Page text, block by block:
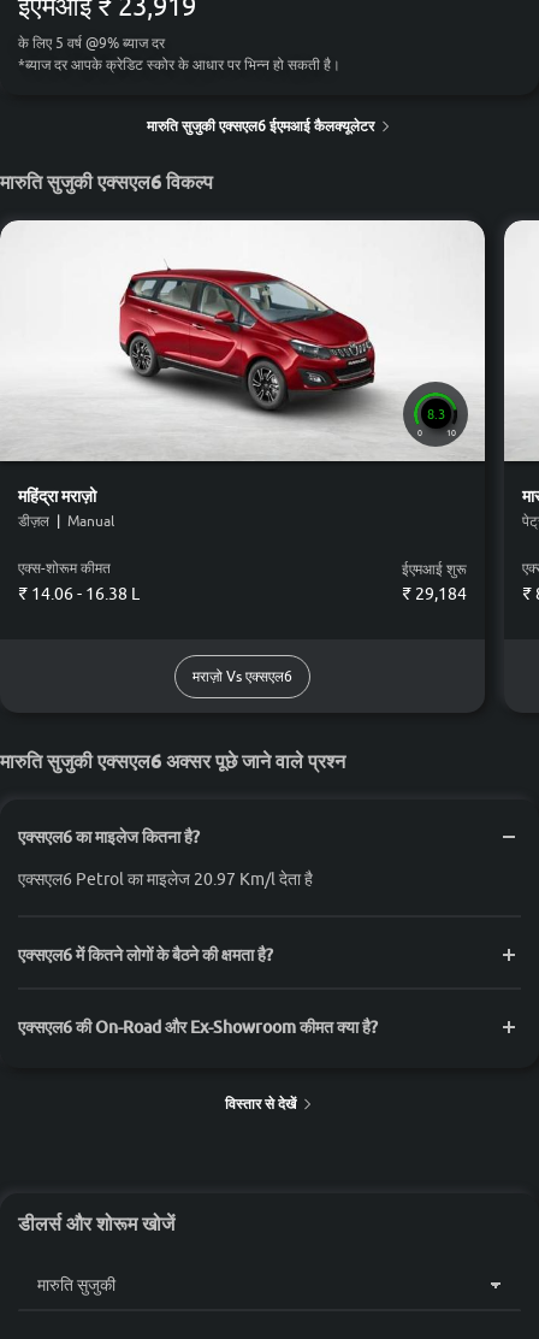
के लिए 5 वर्ष @9% ब्याज दर
*ब्याज दर आपके क्रेडिट स्कोर के आधार पर भिन्न हो सकती है।
मारुति सुजुकी एक्सएल6 ईएमआई कैलक्यूलेटर
मारुति सुजुकी एक्सएल6 विकल्प
8.3
0 10
महिंद्रामराज़ो
डीज़ल | Manual
एक्स-शोरूम कीमत
₹ 14.06 - 16.38 L
ईएमआई शुरू
₹ 29,184
मराज़ो Vs एक्सएल6
₹
मारुति सुजुकी एक्सएल6 अक्सर पूछे जाने वाले प्रश्न
एक्सएल6 का माइलेज कितना है?
एक्सएल6 Petrol का माइलेज 20.97 Km/l देता है
एक्सएल6 में कितने लोगों के बैठने की क्षमता है?
एक्सएल6 की On-Road और Ex-Showroom कीमत क्या है?
विस्तार से देखें
डीलर्स और शोरूम खोजें